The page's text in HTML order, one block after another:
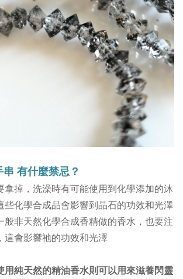
串 有什麼禁忌？
拿掉，洗澡時有可能使用到化學添加的沐
些化學合成品會影響到晶石的功效和光澤
般非天然化學合成香精做的香水，也要注
這會影響祂的功效和光澤
用純天然的精油香水則可以用來滋養閃靈